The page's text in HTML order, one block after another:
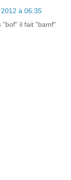
à 06:35
"bof" il fait "bamf"